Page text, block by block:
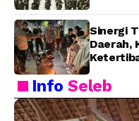
Sinergi
Daerah,
InfoSeleb